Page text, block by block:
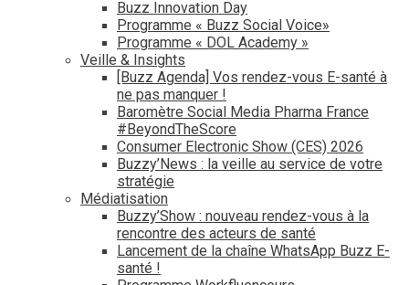
Buzz Innovation Day
Programme « Buzz Social Voice»
Programme « DOL Academy »
Veille & Insights
[Buzz Agenda] Vos rendez-vous E-santé à
ne pas manquer !
Baromètre Social Media Pharma France
#BeyondTheScore
Consumer Electronic Show (CES) 2026
Buzzy’News : la veille au service de votre
stratégie
Médiatisation
Buzzy’Show : nouveau rendez-vous à la
rencontre des acteurs de santé
Lancement de la chaîne WhatsApp Buzz E-
santé !